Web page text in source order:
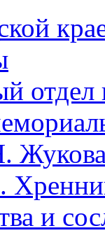
отдел
и